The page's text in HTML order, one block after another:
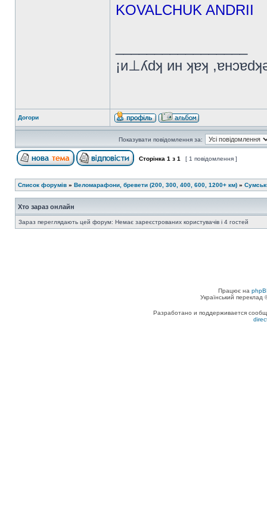
KOVALCHUK ANDRII
¡и⊥ʎdʞ ин ʞɐʞ
Догори
Показувати повідомлення за:
Сторінка 1 з 1 [ 1 повідомлення ]
Список форумів » Веломарафони, бревети (200, 300, 400, 600, 1200+ км) »
Хто зараз онлайн
Зараз переглядають цей форум: Немає зареєстрованих користувачів і 4 гостей
Працює на
Український
Разработано и поддерживается